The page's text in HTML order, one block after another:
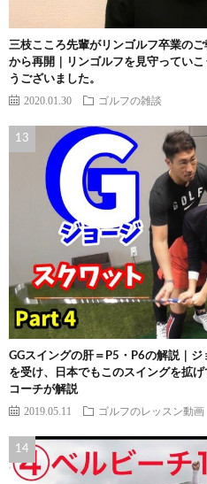
三枝こころ先輩がリンゴルフ卒業の
から再開｜リンゴルフを見守ってい
うございました。
2020.01.30 ゴルフの雑談
GGスイングの肝＝P5・P6の解説｜
を受け、日本でもこのスイングを拡
コーチが解説
2019.05.11 ゴルフのレッスン動画